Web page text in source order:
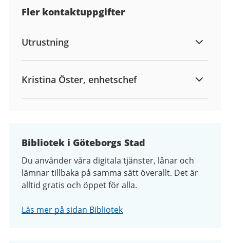
Fler kontaktuppgifter
Utrustning
Kristina Öster, enhetschef
Bibliotek i Göteborgs Stad
Du använder våra digitala tjänster, lånar och
lämnar tillbaka på samma sätt överallt. Det är
alltid gratis och öppet för alla.
Läs mer på sidan Bibliotek